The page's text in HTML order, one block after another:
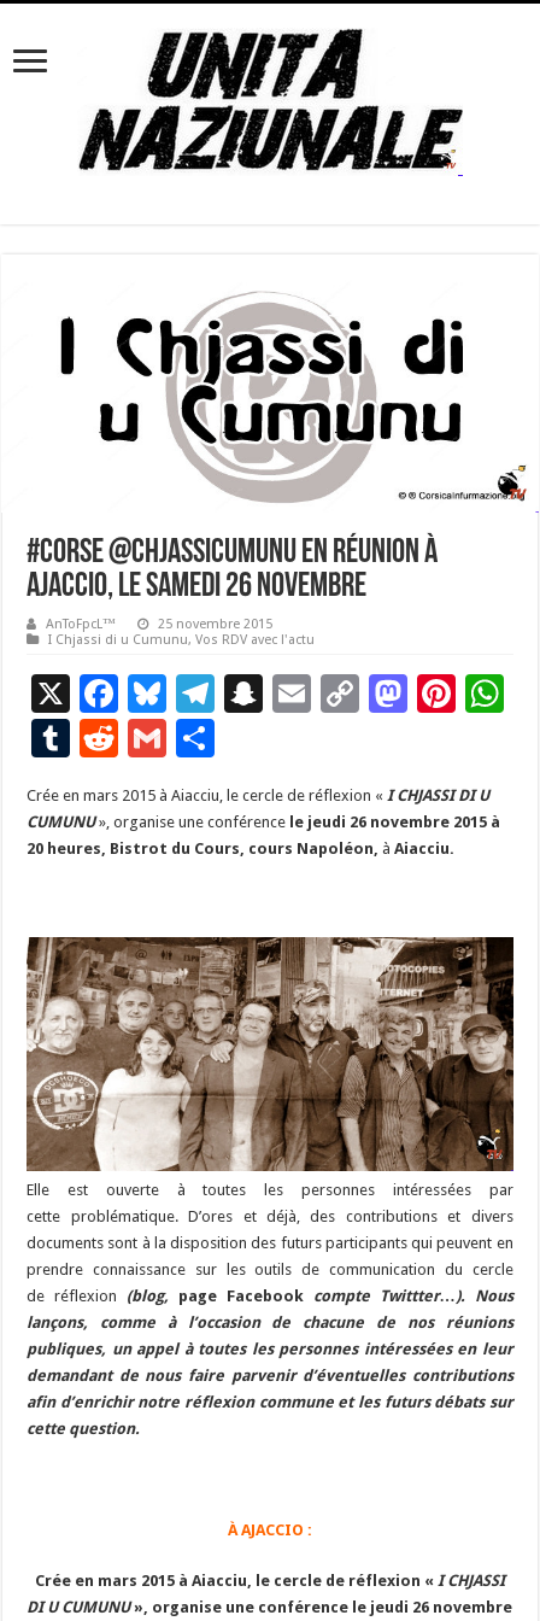
#corse @ChjassiCumunu en réunion À
AJACCIO, le samedi 26 novembre
AnToFpcL™
25 novembre 2015
I Chjassi di u Cumunu,Vos RDV avec l'actu
X
F
ac
e
b
o
k
Bl
u
es
ky
T
gr
a
S
p
c
at
E
l
C
y
Li
k
M
d
o
Pi
es
T
m
bl
R
d
di
G
m
ai
l
ar
ta
g
Crée en mars 2015 à Aiacciu, le cercle de réflexion « I CHJASSI DI U
CUMUNU», organise une conférence le jeudi 26 novembre 2015 à
20 heures, Bistrot du Cours, cours Napoléon, àAiacciu.
Elle est ouverte à toutes les personnes intéressées par
cette problématique. D’ores et déjà, des contributions et divers
documents sont à la disposition des futurs participants qui peuvent en
prendre connaissance sur les outils de communication du cercle
de réflexion (blog, page Facebookcompte Twittter…). Nous
lançons, comme à l’occasion de chacune de nos réunions
publiques, un appel à toutes les personnes intéressées en leur
demandant de nous faire parvenir d’éventuelles contributions
afin d’enrichir notre réflexion commune et les futurs débats sur
cette question.
À AJACCIO :
Crée en mars 2015 à Aiacciu, le cercle de réflexion « I CHJASSI
DI U CUMUNU», organise une conférence le jeudi 26 novembre